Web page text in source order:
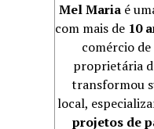
Mel Maria é
com mais de 10
comércio
proprietária
transformou
local,
projetos de